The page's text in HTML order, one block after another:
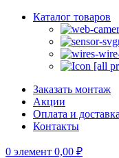
Каталог товаров
Заказать монтаж
Акции
Оплата и доставка
Контакты
0 элемент 0,00 ₽